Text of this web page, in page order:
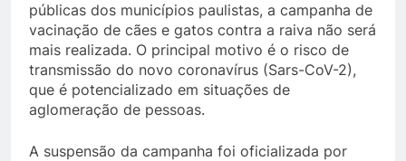
públicas dos municípios paulistas, a campanha de
vacinação de cães e gatos contra a raiva não será
mais realizada. O principal motivo é o risco de
transmissão do novo coronavírus (Sars-CoV-2),
que é potencializado em situações de
aglomeração de pessoas.
A suspensão da campanha foi oficializada por